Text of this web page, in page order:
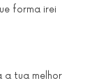
forma irei
a tua melhor